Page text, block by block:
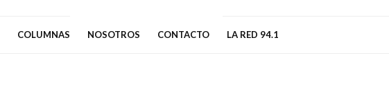
COLUMNAS NOSOTROS CONTACTO LA RED 94.1